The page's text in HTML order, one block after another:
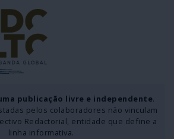
publicação livre e independente.
pelos colaboradores não vinculam
Redactorial, entidade que define a
linha informativa.